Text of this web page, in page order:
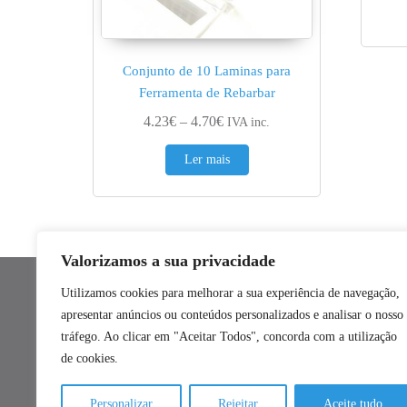
Valorizamos a sua privacidade
Utilizamos cookies para melhorar a sua experiência de navegação,
apresentar anúncios ou conteúdos personalizados e analisar o nosso
tráfego. Ao clicar em "Aceitar Todos", concorda com a utilização
de cookies.
Personalizar Rejeitar Aceite tudo
Conjunto de 10 Laminas para
Ferramenta de Rebarbar
4.23€ – 4.70€Price range: 4.23€ through 4.70€
IVA inc.
Ler mais
CONTACTOS
_ Números de telefone:
(chamada para rede fixa nacional)
Dados